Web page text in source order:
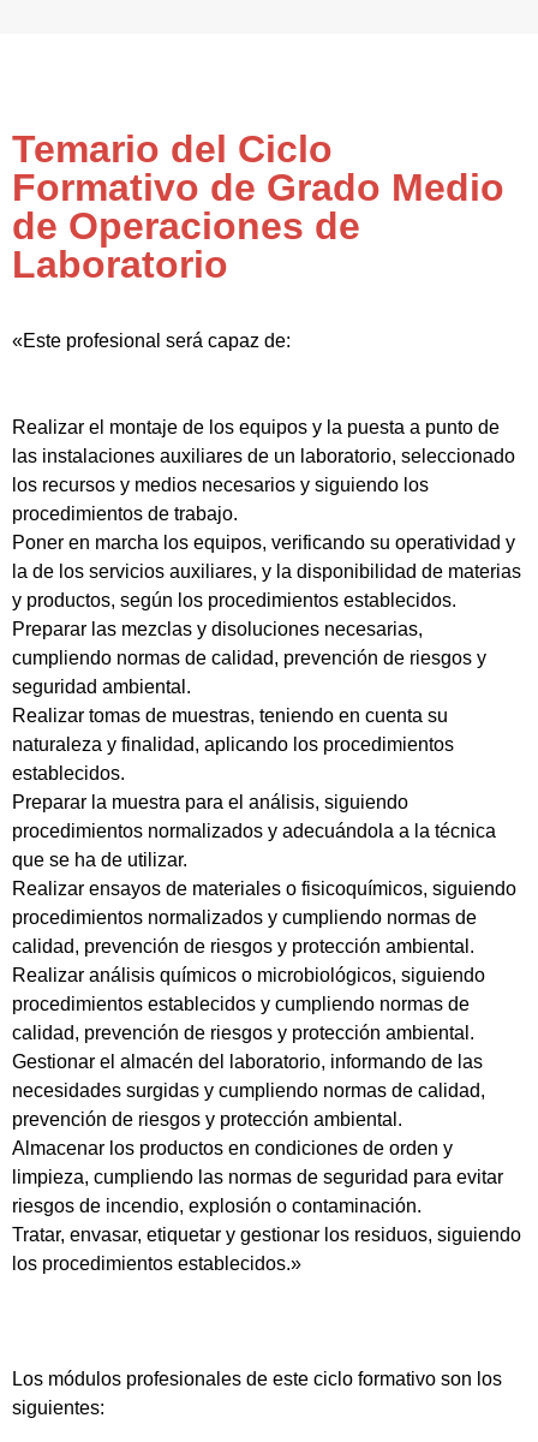
Temario del Ciclo
Formativo de Grado Medio
de Operaciones de
Laboratorio
«Este profesional será capaz de:
Realizar el montaje de los equipos y la puesta a punto de
las instalaciones auxiliares de un laboratorio, seleccionado
los recursos y medios necesarios y siguiendo los
procedimientos de trabajo.
Poner en marcha los equipos, verificando su operatividad y
la de los servicios auxiliares, y la disponibilidad de materias
y productos, según los procedimientos establecidos.
Preparar las mezclas y disoluciones necesarias,
cumpliendo normas de calidad, prevención de riesgos y
seguridad ambiental.
Realizar tomas de muestras, teniendo en cuenta su
naturaleza y finalidad, aplicando los procedimientos
establecidos.
Preparar la muestra para el análisis, siguiendo
procedimientos normalizados y adecuándola a la técnica
que se ha de utilizar.
Realizar ensayos de materiales o fisicoquímicos, siguiendo
procedimientos normalizados y cumpliendo normas de
calidad, prevención de riesgos y protección ambiental.
Realizar análisis químicos o microbiológicos, siguiendo
procedimientos establecidos y cumpliendo normas de
calidad, prevención de riesgos y protección ambiental.
Gestionar el almacén del laboratorio, informando de las
necesidades surgidas y cumpliendo normas de calidad,
prevención de riesgos y protección ambiental.
Almacenar los productos en condiciones de orden y
limpieza, cumpliendo las normas de seguridad para evitar
riesgos de incendio, explosión o contaminación.
Tratar, envasar, etiquetar y gestionar los residuos, siguiendo
los procedimientos establecidos.»
Los módulos profesionales de este ciclo formativo son los
siguientes: